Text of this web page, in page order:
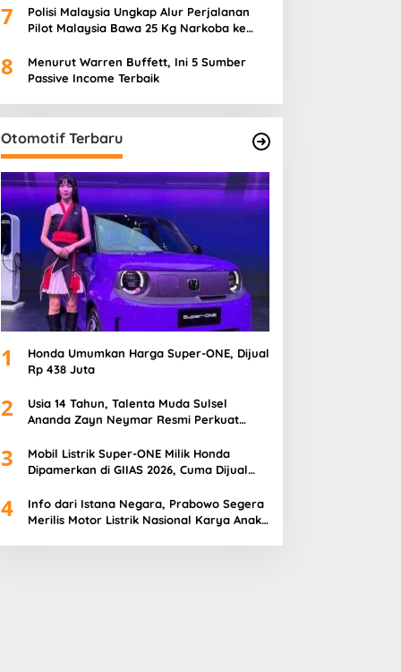
7
Polisi Malaysia Ungkap Alur Perjalanan
Pilot Malaysia Bawa 25 Kg Narkoba ke
8
Menurut Warren Buffett, Ini 5 Sumber
Passive Income Terbaik
Otomotif Terbaru
1
Honda Umumkan Harga Super-ONE, Dijual
Rp 438 Juta
2
Usia 14 Tahun, Talenta Muda Sulsel
Ananda Zayn Neymar Resmi Perkuat
3
Mobil Listrik Super-ONE Milik Honda
Dipamerkan di GIIAS 2026, Cuma Dijual
4
Info dari Istana Negara, Prabowo Segera
Merilis Motor Listrik Nasional Karya Anak